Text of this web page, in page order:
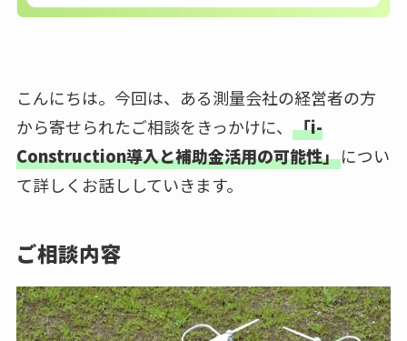
こんにちは。今回は、ある測量会社の経営者の方
から寄せられたご相談をきっかけに、 「i-
Construction導入と補助金活用の可能性」につい
て詳しくお話ししていきます。
ご相談内容